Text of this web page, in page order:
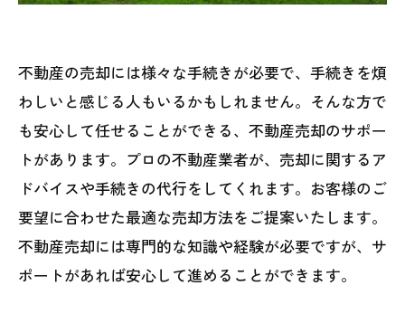
不動産の売却には様々な手続きが必要で、手続きを煩
わしいと感じる人もいるかもしれません。そんな方で
も安心して任せることができる、不動産売却のサポー
トがあります。プロの不動産業者が、売却に関するア
ドバイスや手続きの代行をしてくれます。お客様のご
要望に合わせた最適な売却方法をご提案いたします。
不動産売却には専門的な知識や経験が必要ですが、サ
ポートがあれば安心して進めることができます。